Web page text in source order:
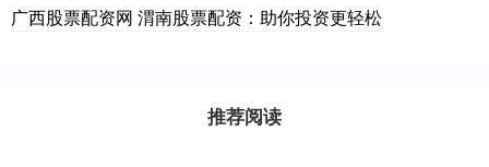
广西股票配资网 渭南股票配资：助你投资更轻松
推荐阅读